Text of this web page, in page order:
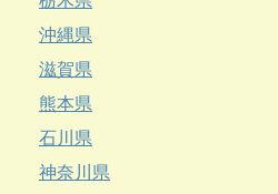
沖縄県
滋賀県
熊本県
石川県
神奈川県